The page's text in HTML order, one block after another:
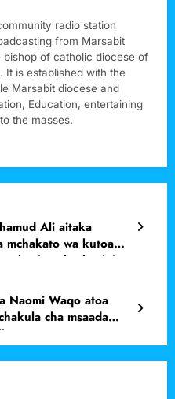
radio station
from Marsabit
of catholic diocese of
It is established with the
Marsabit diocese and
Education, entertaining
the masses.
Ali aitaka
wa kutoa
wakazi wa kaskazini
Naomi Waqo atoa
cha msaada